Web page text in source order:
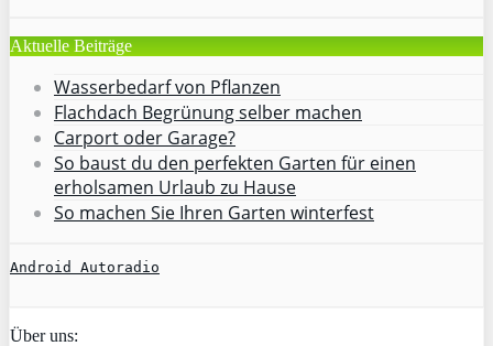
Aktuelle Beiträge
Wasserbedarf von Pflanzen
Flachdach Begrünung selber machen
Carport oder Garage?
So baust du den perfekten Garten für einen
erholsamen Urlaub zu Hause
So machen Sie Ihren Garten winterfest
Android Autoradio
Über uns: